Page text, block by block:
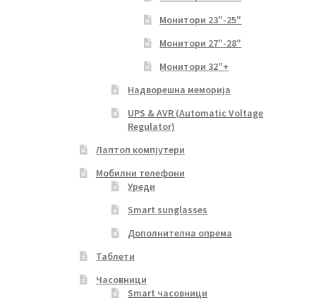
Монитори 23″-25″
Монитори 27″-28″
Монитори 32″+
Надворешна меморија
UPS & AVR (Automatic Voltage
Regulator)
Лаптоп компјутери
Мобилни телефони
Уреди
Smart sunglasses
Дополнителна опрема
Таблети
Часовници
Smart часовници